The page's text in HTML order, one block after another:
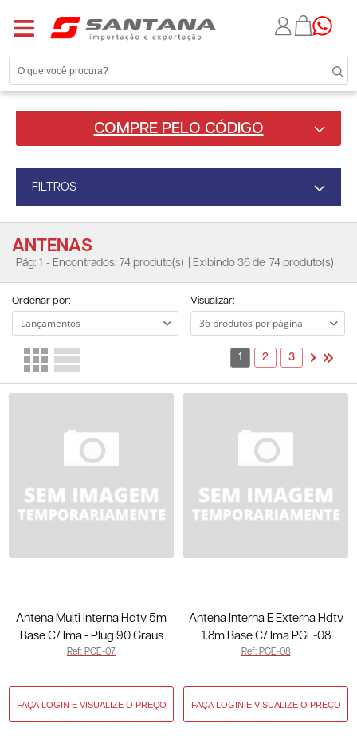
COMPRE PELO CÓDIGO
FILTROS
ANTENAS
Pág: 1 - Encontrados: 74 produto(s) | Exibindo 36 de 74 produto(s)
Ordenar por: Visualizar:
1 2 3
Antena Multi Interna Hdtv 5m
Base C/ Ima - Plug 90 Graus
Cabo 5m PGE-07
Ref: PGE-07
Antena Interna E Externa Hdtv
1.8m Base C/ Ima PGE-08
Ref: PGE-08